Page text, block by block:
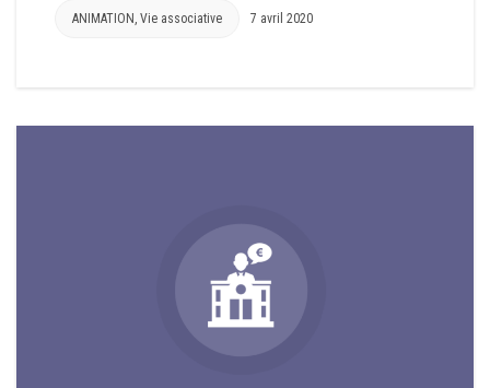
ANIMATION, Vie associative 7 avril 2020